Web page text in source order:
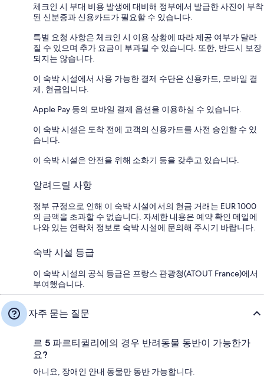
체크인 시 부대 비용 발생에 대비해 정부에서 발급한 사진이 부착
된 신분증과 신용카드가 필요할 수 있습니다.
특별 요청 사항은 체크인 시 이용 상황에 따라 제공 여부가 달라
질 수 있으며 추가 요금이 부과될 수 있습니다. 또한, 반드시 보장
되지는 않습니다.
이 숙박 시설에서 사용 가능한 결제 수단은 신용카드, 모바일 결
제, 현금입니다.
Apple Pay 등의 모바일 결제 옵션을 이용하실 수 있습니다.
이 숙박 시설은 도착 전에 고객의 신용카드를 사전 승인할 수 있
습니다.
이 숙박 시설은 안전을 위해 소화기 등을 갖추고 있습니다.
알려드릴 사항
정부 규정으로 인해 이 숙박 시설에서의 현금 거래는 EUR 1000
의 금액을 초과할 수 없습니다. 자세한 내용은 예약 확인 메일에
나와 있는 연락처 정보로 숙박 시설에 문의해 주시기 바랍니다.
숙박 시설 등급
이 숙박 시설의 공식 등급은 프랑스 관광청(ATOUT France)에서
부여했습니다.
자주 묻는 질문
르 5 파르티퀼리에의 경우 반려동물 동반이 가능한가
요?
아니요, 장애인 안내 동물만 동반 가능합니다.